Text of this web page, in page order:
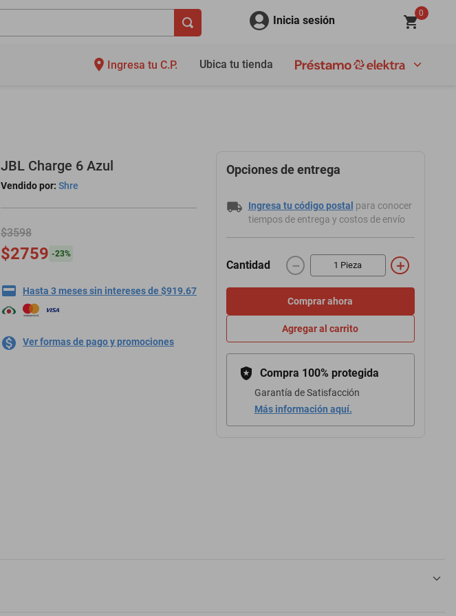
Inicia sesión
0
Ingresa tu C.P. Ubica tu tienda
JBL Charge 6 Azul
Vendido por: Shre
$3598
$2759 -23%
Hasta 3 meses sin intereses de $919.67
Ver formas de pago y promociones
Opciones de entrega
Ingresa tu código postal para conocer
tiempos de entrega y costos de envío
Cantidad ＋
－
Comprar ahora
Agregar al carrito
Compra 100% protegida
Garantía de Satisfacción
Más información aquí.